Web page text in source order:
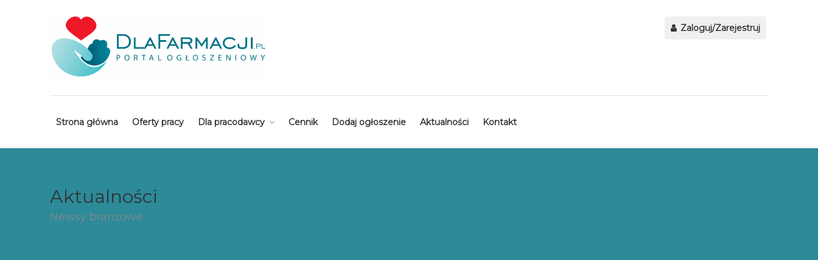
Strona główna Oferty pracy Dla pracodawcy Cennik Dodaj ogłoszenie Aktualności Kontakt
Zaloguj/Zarejestruj
Aktualności
Newsy branżowe